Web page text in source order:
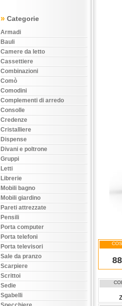
» Categorie
Armadi
Bauli
Camere da letto
Cassettiere
Combinazioni
Comò
Comodini
Complementi di arredo
Consolle
Credenze
Cristalliere
Dispense
Divani e poltrone
Gruppi
Letti
Librerie
Mobili bagno
Mobili giardino
Pareti attrezzate
Pensili
Porta computer
Porta telefoni
Porta televisori
Sale da pranzo
Scarpiere
Scrittoi
Sedie
Sgabelli